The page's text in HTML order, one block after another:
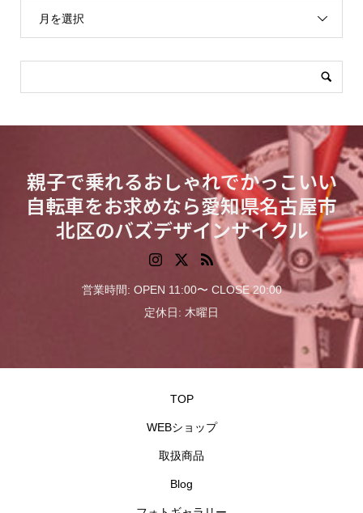
月を選択
親子で乗れるおしゃれでかっこいい
自転車をお求めなら愛知県名古屋市
北区のバズデザインサイクル
営業時間: OPEN 11:00〜 CLOSE 20:00
定休日: 木曜日
TOP
WEBショップ
取扱商品
Blog